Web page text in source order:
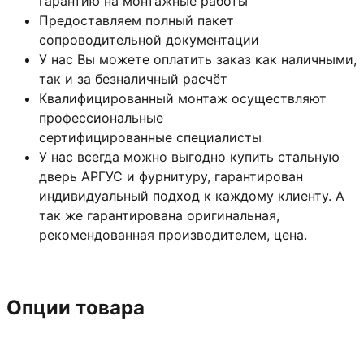
Предоставляем полный пакет
сопроводительной документации
У нас Вы можете оплатить заказ как наличными,
так и за безналичный расчёт
Квалифицированный монтаж осуществляют
профессиональные
сертифицированные специалисты
У нас всегда можно выгодно купить стальную
дверь АРГУС и фурнитуру, гарантирован
индивидуальный подход к каждому клиенту. А
так же гарантирована оригинальная,
рекомендованная производителем, цена.
Опции товара